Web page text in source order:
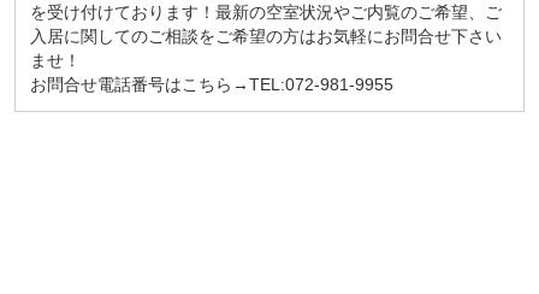
を受け付けております！最新の空室状況やご内覧のご希望、ご
入居に関してのご相談をご希望の方はお気軽にお問合せ下さい
ませ！
お問合せ電話番号はこちら→TEL:072-981-9955